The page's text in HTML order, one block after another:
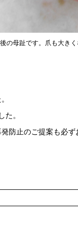
の母趾です。爪も大き
。
防止のご提案も必